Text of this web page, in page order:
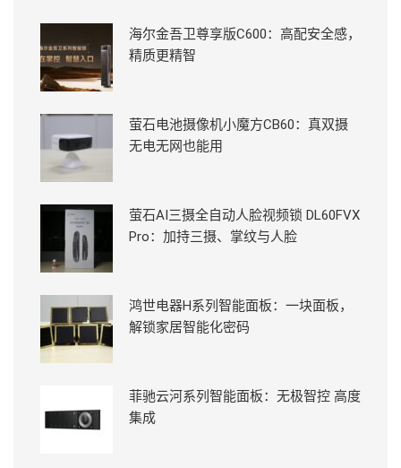
海尔金吾卫尊享版C600：高配安全感，
精质更精智
萤石电池摄像机小魔方CB60：真双摄
无电无网也能用
萤石AI三摄全自动人脸视频锁 DL60FVX
Pro：加持三摄、掌纹与人脸
鸿世电器H系列智能面板：一块面板，
解锁家居智能化密码
菲驰云河系列智能面板：无极智控 高度
集成